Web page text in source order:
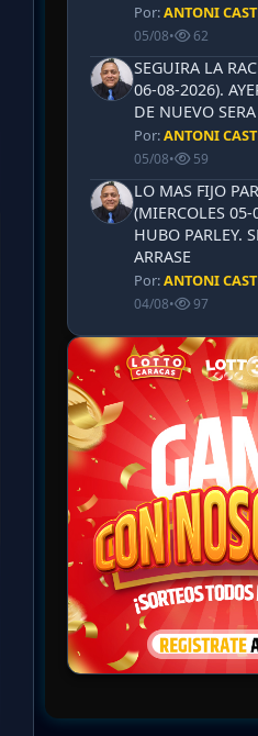
Por:ANTONI
05/08• 62
SEGUIRA LA
06-08-2026).
DE NUEVO
Por:ANTONI
05/08• 59
LO MAS FIJO
(MIERCOLES 05-
HUBO PARLEY.
ARRASE
Por:ANTONI
04/08• 97